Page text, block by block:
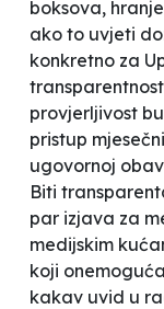
boksova,
ako to uvjeti
konkretno za
provjerljivost
pristup
ugovornoj
Biti
par izjava za
medijskim
koji
kakav uvid u